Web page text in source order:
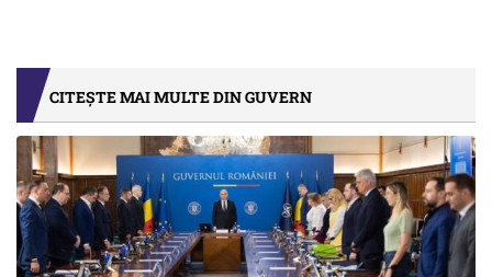
CITEȘTE MAI MULTE DIN GUVERN